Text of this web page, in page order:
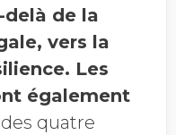
de la
vers la
Les
également
quatre